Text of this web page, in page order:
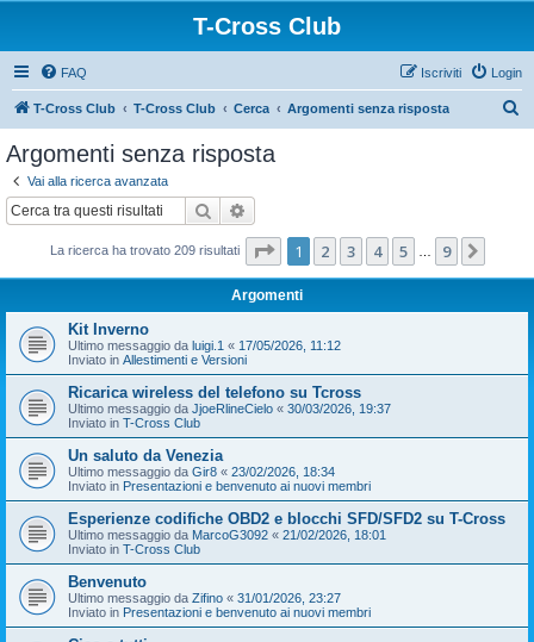
T-Cross Club
FAQ Login
Iscriviti
T-Cross Club T-Cross Club Cerca Argomenti senza risposta
Argomenti senza risposta
Vai alla ricerca avanzata
Cerca
La ricerca ha trovato 209 risultati Pagina di
1 2 3 4 5 9
Argomenti
Kit Inverno
Ultimo messaggio da luigi.1 « 17/05/2026, 11:12
Inviato in Allestimenti e Versioni
Ricarica wireless del telefono su Tcross
Ultimo messaggio da JjoeRlineCielo « 30/03/2026, 19:37
Inviato in T-Cross Club
Un saluto da Venezia
Ultimo messaggio da Gir8 « 23/02/2026, 18:34
Inviato in Presentazioni e benvenuto ai nuovi membri
Esperienze codifiche OBD2 e blocchi SFD/SFD2 su T-Cross
Ultimo messaggio da MarcoG3092 « 21/02/2026, 18:01
Inviato in T-Cross Club
Benvenuto
Ultimo messaggio da Zifino « 31/01/2026, 23:27
Inviato in Presentazioni e benvenuto ai nuovi membri